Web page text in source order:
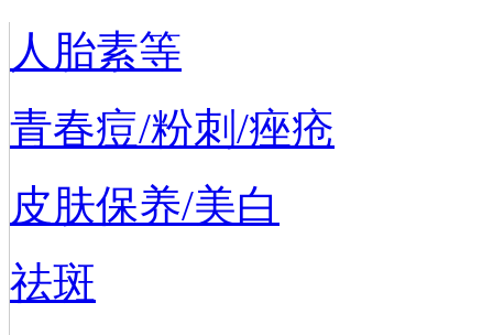
人胎素等
青春痘/粉刺/痤疮
皮肤保养/美白
祛斑